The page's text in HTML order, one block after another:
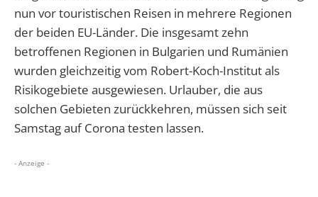
nun vor touristischen Reisen in mehrere Regionen
der beiden EU-Länder. Die insgesamt zehn
betroffenen Regionen in Bulgarien und Rumänien
wurden gleichzeitig vom Robert-Koch-Institut als
Risikogebiete ausgewiesen. Urlauber, die aus
solchen Gebieten zurückkehren, müssen sich seit
Samstag auf Corona testen lassen.
- Anzeige -